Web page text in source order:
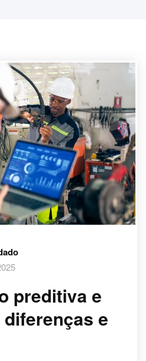
preditiva e
e